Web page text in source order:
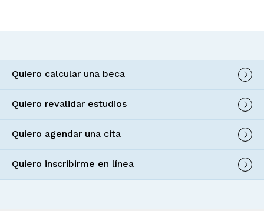
Quiero calcular una beca
Quiero revalidar estudios
Quiero agendar una cita
Quiero inscribirme en línea